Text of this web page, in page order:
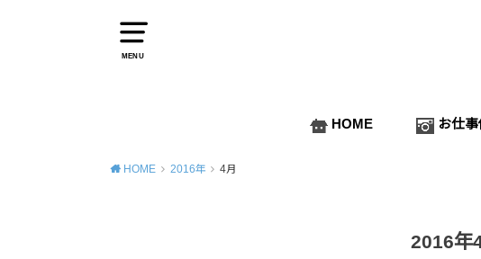
MENU
HOME お仕事
HOME 2016年 4月
2016年